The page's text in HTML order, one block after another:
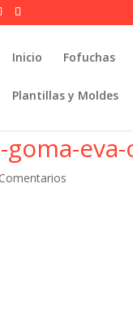
Inicio Fofuchas
Plantillas y Moldes